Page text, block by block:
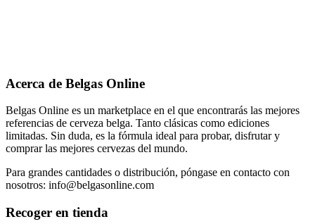
Acerca de Belgas Online
Belgas Online es un marketplace en el que encontrarás las mejores
referencias de cerveza belga. Tanto clásicas como ediciones
limitadas. Sin duda, es la fórmula ideal para probar, disfrutar y
comprar las mejores cervezas del mundo.
Para grandes cantidades o distribución, póngase en contacto con
nosotros: info@belgasonline.com
Recoger en tienda